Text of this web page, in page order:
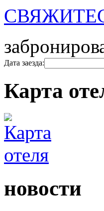
Дата заезда:
Карта
новости